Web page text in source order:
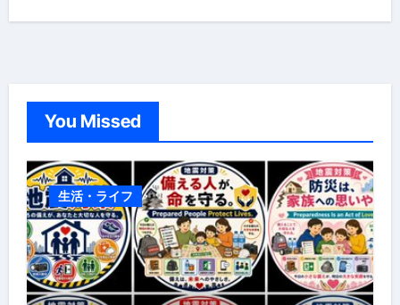
You Missed
生活・ライフ